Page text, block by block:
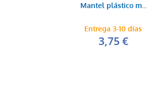
Mantel plástico m...
Entrega 3-10 días
3,75 €